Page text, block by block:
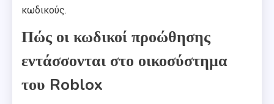
κωδικούς.
Πώς οι κωδικοί προώθησης
εντάσσονται στο οικοσύστημα
του Roblox